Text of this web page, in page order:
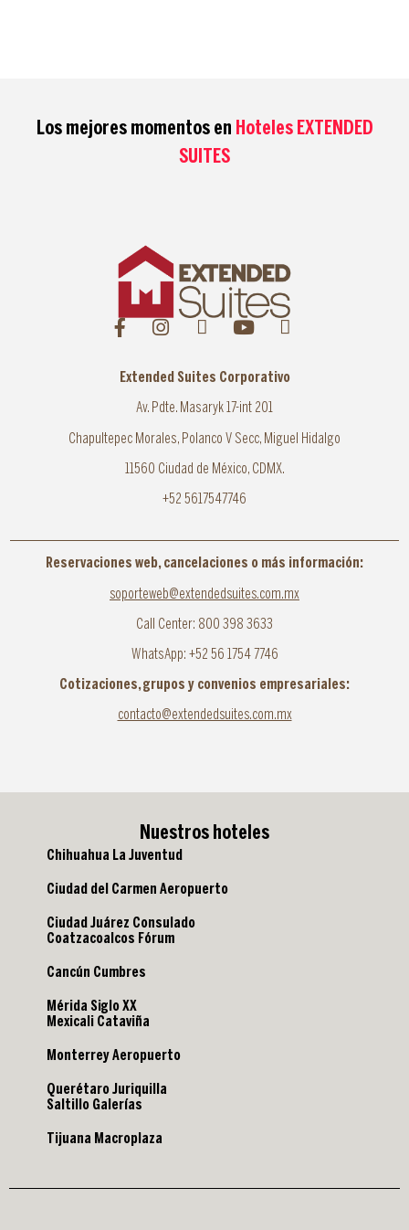
Los mejores momentos en Hoteles EXTENDED
SUITES
Extended Suites Corporativo
Av. Pdte. Masaryk 17-int 201
Chapultepec Morales, Polanco V Secc, Miguel Hidalgo
11560 Ciudad de México, CDMX.
+52 5617547746
Reservaciones web, cancelaciones o más información:
soporteweb@extendedsuites.com.mx
Call Center: 800 398 3633
WhatsApp: +52 56 1754 7746
Cotizaciones, grupos y convenios empresariales:
contacto@extendedsuites.com.mx
Nuestros hoteles
Chihuahua La Juventud
Ciudad del Carmen Aeropuerto
Ciudad Juárez Consulado
Coatzacoalcos Fórum
Cancún Cumbres
Mérida Siglo XX
Mexicali Cataviña
Monterrey Aeropuerto
Querétaro Juriquilla
Saltillo Galerías
Tijuana Macroplaza